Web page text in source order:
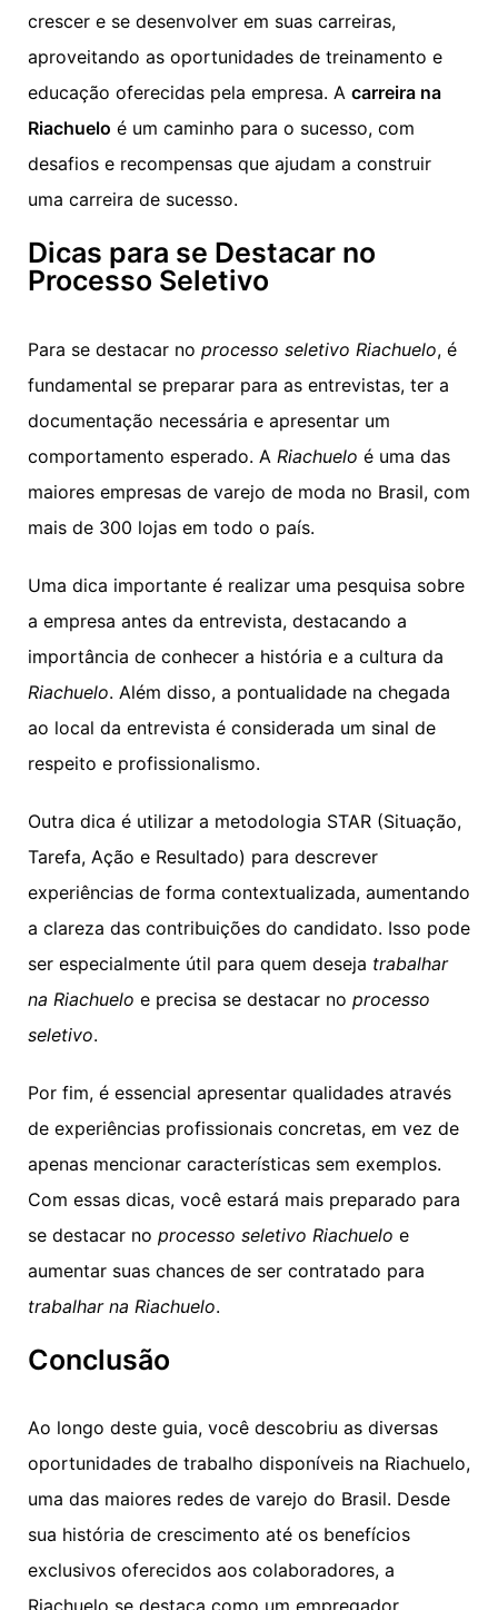
crescer e se desenvolver em suas carreiras,
aproveitando as oportunidades de treinamento e
educação oferecidas pela empresa. A carreira na
Riachuelo é um caminho para o sucesso, com
desafios e recompensas que ajudam a construir
uma carreira de sucesso.
Dicas para se Destacar no
Processo Seletivo
Para se destacar no processo seletivo Riachuelo, é
fundamental se preparar para as entrevistas, ter a
documentação necessária e apresentar um
comportamento esperado. A Riachuelo é uma das
maiores empresas de varejo de moda no Brasil, com
mais de 300 lojas em todo o país.
Uma dica importante é realizar uma pesquisa sobre
a empresa antes da entrevista, destacando a
importância de conhecer a história e a cultura da
Riachuelo. Além disso, a pontualidade na chegada
ao local da entrevista é considerada um sinal de
respeito e profissionalismo.
Outra dica é utilizar a metodologia STAR (Situação,
Tarefa, Ação e Resultado) para descrever
experiências de forma contextualizada, aumentando
a clareza das contribuições do candidato. Isso pode
ser especialmente útil para quem deseja trabalhar
na Riachuelo e precisa se destacar no processo
seletivo.
Por fim, é essencial apresentar qualidades através
de experiências profissionais concretas, em vez de
apenas mencionar características sem exemplos.
Com essas dicas, você estará mais preparado para
se destacar no processo seletivo Riachuelo e
aumentar suas chances de ser contratado para
trabalhar na Riachuelo.
Conclusão
Ao longo deste guia, você descobriu as diversas
oportunidades de trabalho disponíveis na Riachuelo,
uma das maiores redes de varejo do Brasil. Desde
sua história de crescimento até os benefícios
exclusivos oferecidos aos colaboradores, a
Riachuelo se destaca como um empregador